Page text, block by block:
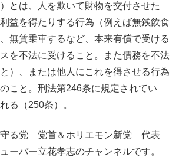
とは、人を欺いて財物を交付させた
益を得たりする行為（例えば無銭飲食
無賃乗車するなど、本来有償で受ける
を不法に受けること。また債務を不法
）、または他人にこれを得させる行為
こと。刑法第246条に規定されてい
る（250条）。
守る党 党首＆ホリエモン新党 代表
ーバー立花孝志のチャンネルです。